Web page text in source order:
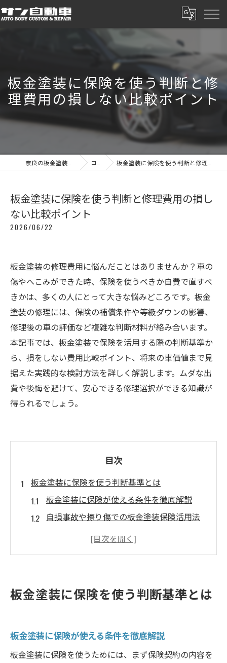
板金塗装に保険を使う判断と修
理費用の損しない比較ポイント
コラム 板金塗装に保険を使う判断と修理費用の損しない比較ポイント
板金塗装に保険を使う判断と修理費用の損し
ない比較ポイント
2026/06/22
板金塗装の修理費用に悩んだことはありませんか？車の
傷やへこみができた時、保険を使うべきか自費で直すべ
きかは、多くの人にとって大きな悩みどころです。板金
塗装の修理には、保険の補償条件や等級ダウンの影響、
修理後の車の評価など複雑な判断材料が絡み合います。
本記事では、板金塗装で保険を活用する際の判断基準か
ら、損をしない費用比較ポイント、将来の車価値まで見
据えた実践的な検討方法を詳しく解説します。ムダな出
費や後悔を避けて、安心できる修理選択ができる知識が
得られるでしょう。
目次
板金塗装に保険を使う判断基準とは
板金塗装に保険が使える条件を徹底解説
自損事故や擦り傷での板金塗装保険活用法
板金修理と保険申請の基本的な流れ
修理費用と保険の損得を徹底比較
修理代が高額な場合の板金塗装保険活用術
板金塗装の相場と保険の免責金額を確認
板金塗装に保険を使う判断基準とは
板金塗装に保険が使える条件を徹底解説
板金塗装に保険を使うためには、まず保険契約の内容を